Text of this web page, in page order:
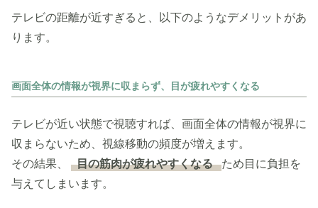
テレビの距離が近すぎると、以下のようなデメリットがあ
ります。
画面全体の情報が視界に収まらず、目が疲れやすくなる
テレビが近い状態で視聴すれば、画面全体の情報が視界に
収まらないため、視線移動の頻度が増えます。
その結果、
目の筋肉が疲れやすくなる ため目に負担を
与えてしまいます。